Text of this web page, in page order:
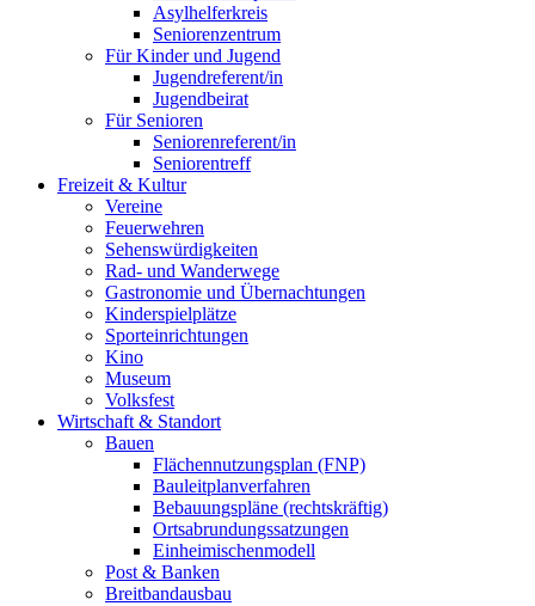
Asylhelferkreis
Seniorenzentrum
Für Kinder und Jugend
Jugendreferent/in
Jugendbeirat
Für Senioren
Seniorenreferent/in
Seniorentreff
Freizeit & Kultur
Vereine
Feuerwehren
Sehenswürdigkeiten
Rad- und Wanderwege
Gastronomie und Übernachtungen
Kinderspielplätze
Sporteinrichtungen
Kino
Museum
Volksfest
Wirtschaft & Standort
Bauen
Flächennutzungsplan (FNP)
Bauleitplanverfahren
Bebauungspläne (rechtskräftig)
Ortsabrundungssatzungen
Einheimischenmodell
Post & Banken
Breitbandausbau